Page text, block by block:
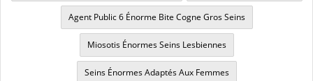
Agent Public 6 Énorme Bite Cogne Gros Seins
Miosotis Énormes Seins Lesbiennes
Seins Énormes Adaptés Aux Femmes